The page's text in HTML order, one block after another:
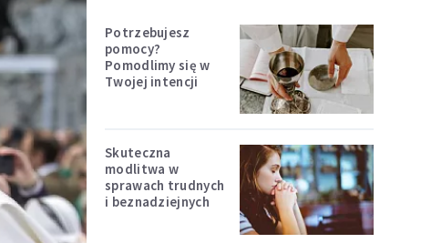
Potrzebujesz
pomocy?
Pomodlimy się w
Twojej intencji
Skuteczna
modlitwa w
sprawach trudnych
i beznadziejnych